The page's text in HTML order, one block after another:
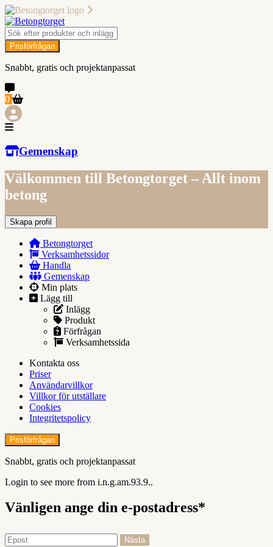
Prisförfrågan
Snabbt, gratis och projektanpassat
0
Gemenskap
Välkommen till Betongtorget – Allt inom
betong
Skapa profil
Betongtorget
Verksamhetssidor
Handla
Gemenskap
Min plats
Lägg till
Inlägg
Produkt
Förfrågan
Verksamhetssida
Kontakta oss
Priser
Användarvillkor
Villkor för utställare
Cookies
Integritetspolicy
Prisförfrågan
Snabbt, gratis och projektanpassat
Login to see more from i.n.g.am.93.9..
Vänligen ange din e-postadress*